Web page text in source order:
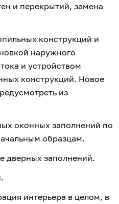
и перекрытий, замена
конструкций и
наружного
и устройством
конструкций. Новое
из
оконных заполнений по
образцам.
дверных заполнений.
интерьера в целом, в